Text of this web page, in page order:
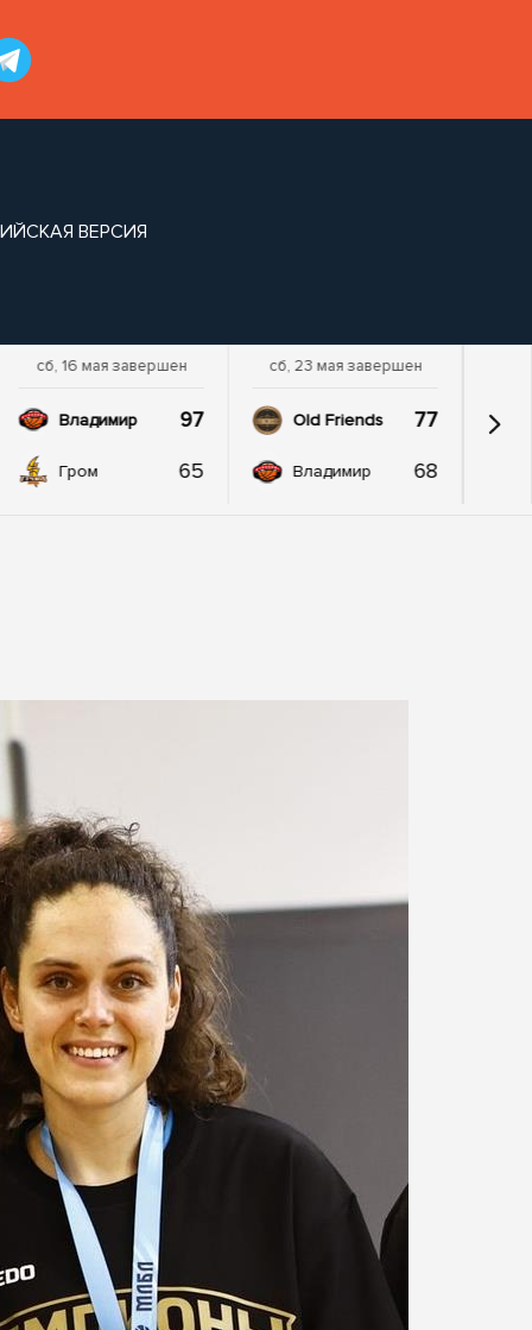
ВЕРСИЯ
сб, 16 мая завершен
Владимир 97
Гром 65
сб, 23 мая завершен
Old Friends 77
Владимир 68